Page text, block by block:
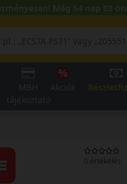
Még 54 nap 03
0 értékelés